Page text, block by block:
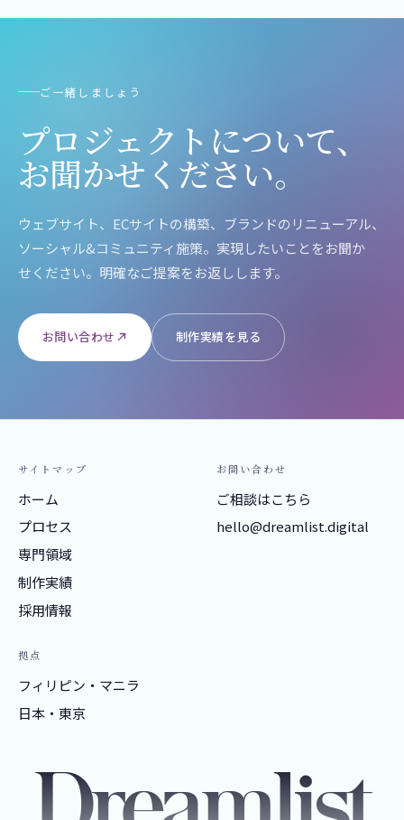
ご一緒しましょう
プロジェクトに​ついて、​
お聞か​せください。​
ウェブサイト、​ECサイトの​構築、​ブランドの​リニューアル、​
ソーシャル&コミュニティ施策。​実現したい​ことを​お聞か​
せください。​明確な​ご提案を​お返しします。​
お問い合わせ 制作実績を見る
サイトマップ
ホーム
プロセス
専門領域
制作実績
採用情報
お問い​合わせ
ご相談はこちら
hello@dreamlist.digital
拠点
フィリピン・マニラ
日本・東京